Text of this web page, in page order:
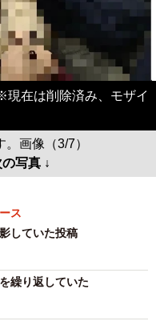
在は削除済み、モザイ
画像（3/7）
写真 ↓
ス
していた投稿
繰り返していた